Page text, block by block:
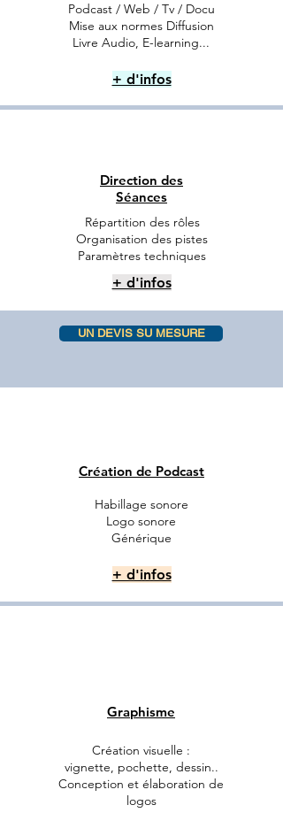
Podcast / Web / Tv / Docu
Mise aux normes Diffusion
Livre Audio, E-learning...
+ d'infos
Direction des
Séances
Répartition des rôles
Organisation des pistes
Paramètres techniques
+ d'infos
UN DEVIS SU MESURE
Création de Podcast
Habillage sonore
Logo sonore
Générique
+ d'infos
Graphisme
Création visuelle :
vignette, pochette, dessin..
Conception et élaboration de
logos